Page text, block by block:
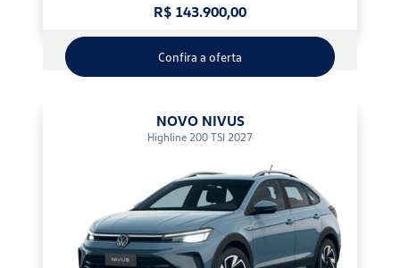
R$ 143.900,00
Confira a oferta
NOVO NIVUS
Highline 200 TSI 2027